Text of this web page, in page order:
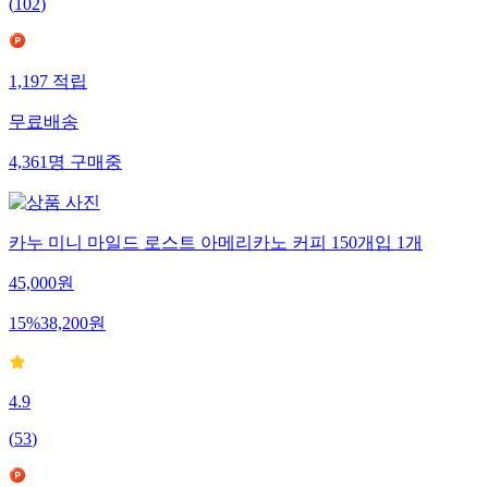
(102)
1,197적립
무료배송
4,361명구매중
카누 미니 마일드 로스트 아메리카노 커피 150개입 1개
45,000원
15%38,200원
4.9
(53)